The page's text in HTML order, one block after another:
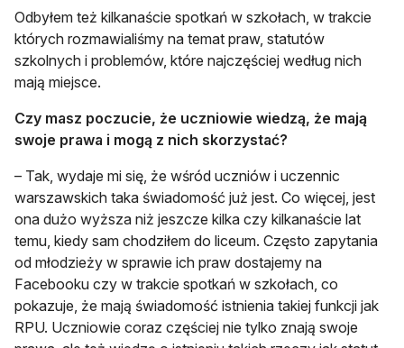
Odbyłem też kilkanaście spotkań w szkołach, w trakcie
których rozmawialiśmy na temat praw, statutów
szkolnych i problemów, które najczęściej według nich
mają miejsce.
Czy masz poczucie, że uczniowie wiedzą, że mają
swoje prawa i mogą z nich skorzystać?
– Tak, wydaje mi się, że wśród uczniów i uczennic
warszawskich taka świadomość już jest. Co więcej, jest
ona dużo wyższa niż jeszcze kilka czy kilkanaście lat
temu, kiedy sam chodziłem do liceum. Często zapytania
od młodzieży w sprawie ich praw dostajemy na
Facebooku czy w trakcie spotkań w szkołach, co
pokazuje, że mają świadomość istnienia takiej funkcji jak
RPU. Uczniowie coraz częściej nie tylko znają swoje